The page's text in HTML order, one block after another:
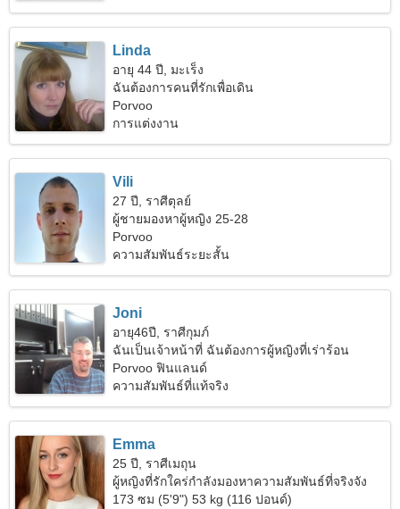
Linda
อายุ 44 ปี, มะเร็ง
ฉันต้องการคนที่รักเพื่อเดิน
Porvoo
การแต่งงาน
Vili
27 ปี, ราศีตุลย์
ผู้ชายมองหาผู้หญิง 25-28
Porvoo
ความสัมพันธ์ระยะสั้น
Joni
อายุ46ปี, ราศีกุมภ์
ฉันเป็นเจ้าหน้าที่ ฉันต้องการผู้หญิงที่เร่าร้อน
Porvoo ฟินแลนด์
ความสัมพันธ์ที่แท้จริง
Emma
25 ปี, ราศีเมถุน
ผู้หญิงที่รักใคร่กำลังมองหาความสัมพันธ์ที่จริงจัง
173 ซม (5'9") 53 kg (116 ปอนด์)